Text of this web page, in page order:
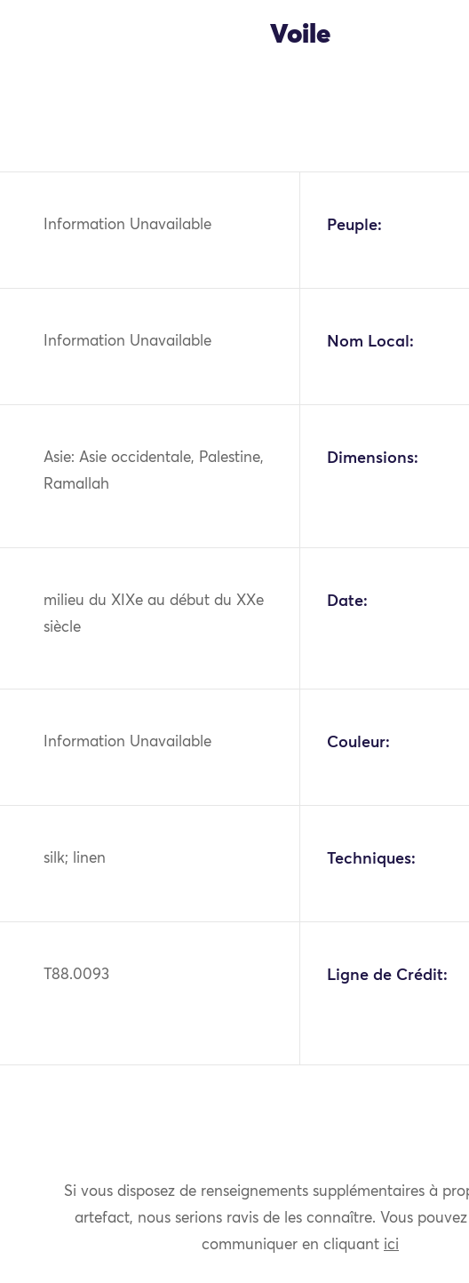
Voile
Information Unavailable Peuple:
Information Unavailable Nom Local:
Asie: Asie occidentale, Palestine,
Ramallah
Dimensions:
milieu du XIXe au début du XXe
siècle
Date:
Information Unavailable Couleur:
silk; linen Techniques:
T88.0093 Ligne de Crédit:
Si vous disposez de renseignements supplémentaires à
artefact, nous serions ravis de les connaître. Vous pouvez
communiquer en cliquant ici